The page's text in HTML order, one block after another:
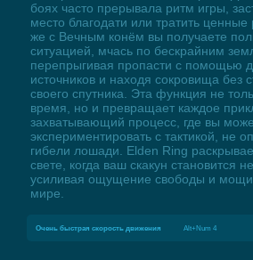
боях часто прерывала ритм игры,
место благодати или тратить
же с Вечным конём вы получаете
ситуацией, мчась по бескрайним
перепрыгивая пропасти с помощью
источников и находя сокровища без
своего спутника. Эта функция не
время, но и превращает каждое
захватывающий процесс, где вы
экспериментировать с тактикой, не
гибели лошади. Elden Ring
свете, когда ваш скакун становится
усиливая ощущение свободы и мощи
мире.
Очень быстрая скорость движения Alt+Num 4